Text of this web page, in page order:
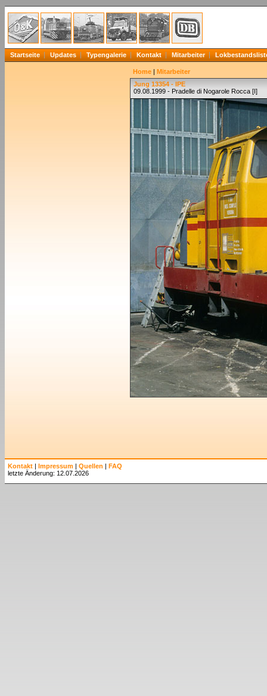
Startseite Updates Typengalerie Kontakt Mitarbeiter
Home | Mitarbeiter
Jung 13354 - IPE
09.08.1999 - Pradelle di Nogarole Rocca [I]
Kontakt | Impressum | Quellen | FAQ
letzte Änderung: 12.07.2026